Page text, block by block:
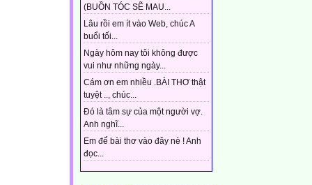
(BUỒN TÓC SẼ MAU...
Lâu rồi em ít vào Web, chúc A
buổi tối...
Ngày hôm nay tôi không được
vui như những ngày...
Cám ơn em nhiều .BÀI THƠ thật
tuyệt .., chúc...
Đó là tâm sự của một người vợ.
Anh nghĩ...
Em để bài thơ vào đây nè ! Anh
đọc...